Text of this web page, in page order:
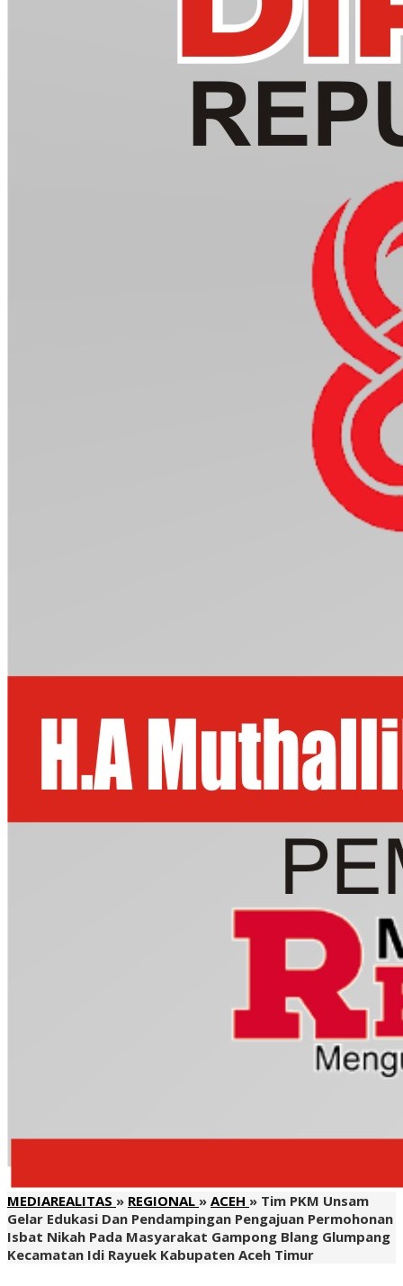
MEDIAREALITAS » REGIONAL » ACEH » Tim PKM Unsam
Gelar Edukasi Dan Pendampingan Pengajuan Permohonan
Isbat Nikah Pada Masyarakat Gampong Blang Glumpang
Kecamatan Idi Rayuek Kabupaten Aceh Timur